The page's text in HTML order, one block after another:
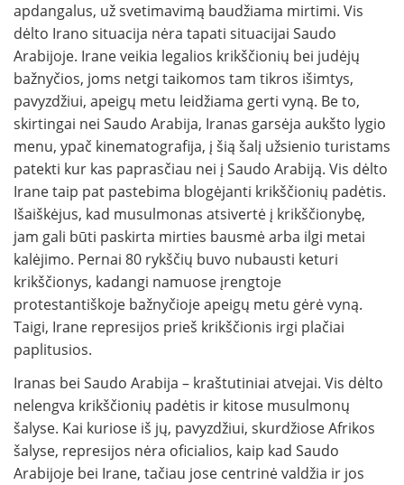
apdangalus, už svetimavimą baudžiama mirtimi. Vis
dėlto Irano situacija nėra tapati situacijai Saudo
Arabijoje. Irane veikia legalios krikščionių bei judėjų
bažnyčios, joms netgi taikomos tam tikros išimtys,
pavyzdžiui, apeigų metu leidžiama gerti vyną. Be to,
skirtingai nei Saudo Arabija, Iranas garsėja aukšto lygio
menu, ypač kinematografija, į šią šalį užsienio turistams
patekti kur kas paprasčiau nei į Saudo Arabiją. Vis dėlto
Irane taip pat pastebima blogėjanti krikščionių padėtis.
Išaiškėjus, kad musulmonas atsivertė į krikščionybę,
jam gali būti paskirta mirties bausmė arba ilgi metai
kalėjimo. Pernai 80 rykščių buvo nubausti keturi
krikščionys, kadangi namuose įrengtoje
protestantiškoje bažnyčioje apeigų metu gėrė vyną.
Taigi, Irane represijos prieš krikščionis irgi plačiai
paplitusios.
Iranas bei Saudo Arabija – kraštutiniai atvejai. Vis dėlto
nelengva krikščionių padėtis ir kitose musulmonų
šalyse. Kai kuriose iš jų, pavyzdžiui, skurdžiose Afrikos
šalyse, represijos nėra oficialios, kaip kad Saudo
Arabijoje bei Irane, tačiau jose centrinė valdžia ir jos